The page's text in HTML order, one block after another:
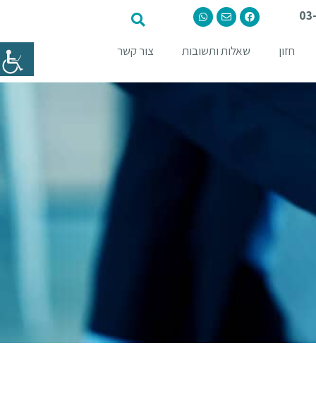
חזון שאלות ותשובות צור קשר